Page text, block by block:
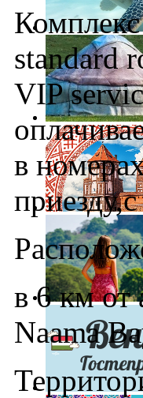
standard
VIP
в
в 6 км от
Naama